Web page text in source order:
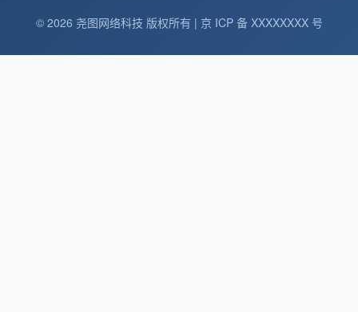
© 2026 尧图网络科技 版权所有 | 京 ICP 备 XXXXXXXX 号